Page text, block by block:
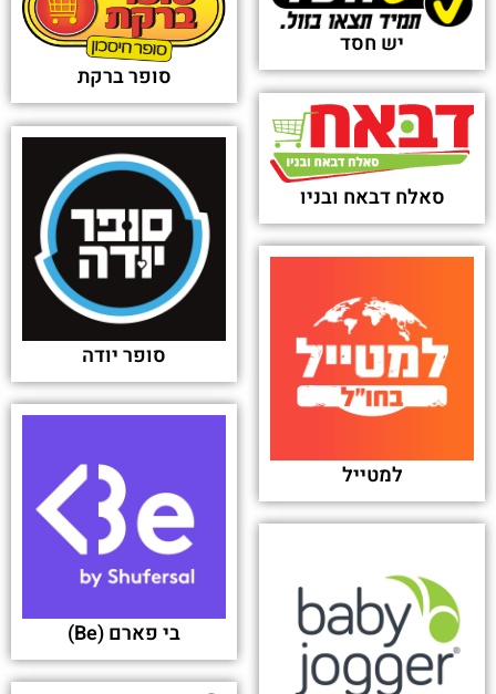
יש חסד
סופר ברקת
סאלח דבאח ובניו
סופר יודה
למטייל
בי פארם (Be)